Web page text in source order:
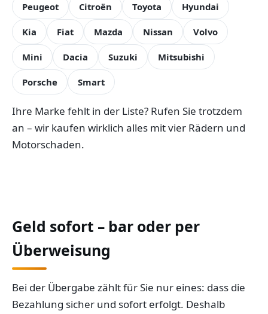
Peugeot Citroën Toyota Hyundai
Kia Fiat Mazda Nissan Volvo
Mini Dacia Suzuki Mitsubishi
Porsche Smart
Ihre Marke fehlt in der Liste? Rufen Sie trotzdem
an – wir kaufen wirklich alles mit vier Rädern und
Motorschaden.
Geld sofort – bar oder per
Überweisung
Bei der Übergabe zählt für Sie nur eines: dass die
Bezahlung sicher und sofort erfolgt. Deshalb